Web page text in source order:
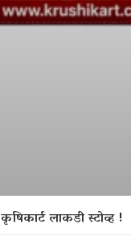
कृषिकार्ट लाकडी स्टोव्ह !